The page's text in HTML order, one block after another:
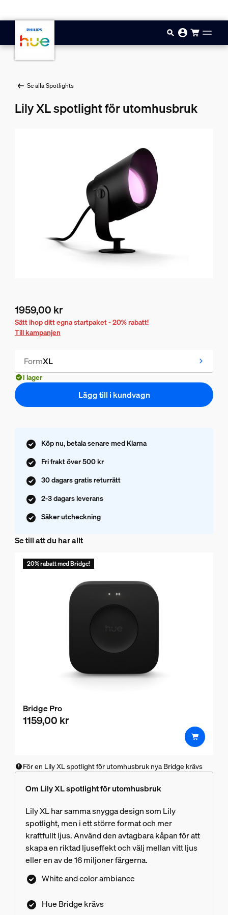
Se alla Spotlights
Lily XL spotlight för utomhusbruk
Nuvarande pris är 1959,00 kr
1959,00 kr
Sätt ihop ditt egna startpaket - 20% rabatt!
Till kampanjen
FormXL
I lager
Lägg till i kundvagn
Köp nu, betala senare med Klarna
Fri frakt över 500 kr
30 dagars gratis returrätt
2-3 dagars leverans
Säker utcheckning
Se till att du har allt
20% rabatt med Bridge!
Bridge Pro
1159,00 kr
För en Lily XL spotlight för utomhusbruk nya Bridge krävs
Om Lily XL spotlight för utomhusbruk
Lily XL har samma snygga design som Lily
spotlight, men i ett större format och mer
kraftfullt ljus. Använd den avtagbara kåpan för att
skapa en riktad ljuseffekt och välj mellan vitt ljus
eller en av de 16 miljoner färgerna.
White and color ambiance
Hue Bridge krävs